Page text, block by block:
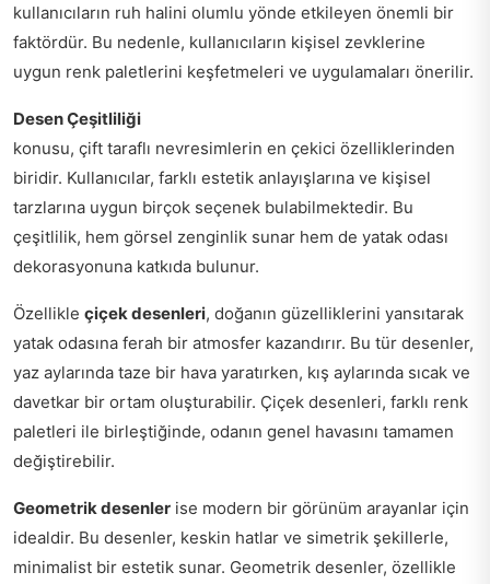
kullanıcıların ruh halini olumlu yönde etkileyen önemli bir
faktördür. Bu nedenle, kullanıcıların kişisel zevklerine
uygun renk paletlerini keşfetmeleri ve uygulamaları önerilir.
Desen Çeşitliliği
konusu, çift taraflı nevresimlerin en çekici özelliklerinden
biridir. Kullanıcılar, farklı estetik anlayışlarına ve kişisel
tarzlarına uygun birçok seçenek bulabilmektedir. Bu
çeşitlilik, hem görsel zenginlik sunar hem de yatak odası
dekorasyonuna katkıda bulunur.
Özellikle çiçek desenleri, doğanın güzelliklerini yansıtarak
yatak odasına ferah bir atmosfer kazandırır. Bu tür desenler,
yaz aylarında taze bir hava yaratırken, kış aylarında sıcak ve
davetkar bir ortam oluşturabilir. Çiçek desenleri, farklı renk
paletleri ile birleştiğinde, odanın genel havasını tamamen
değiştirebilir.
Geometrik desenler ise modern bir görünüm arayanlar için
idealdir. Bu desenler, keskin hatlar ve simetrik şekillerle,
minimalist bir estetik sunar. Geometrik desenler, özellikle